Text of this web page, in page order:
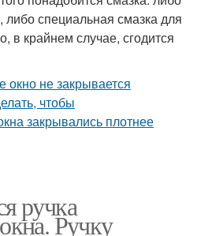
либо специальная смазка для
в крайнем случае, сгодится
ручка
Ручку